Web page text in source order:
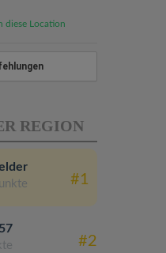
diese Location
REGION
#1
#2